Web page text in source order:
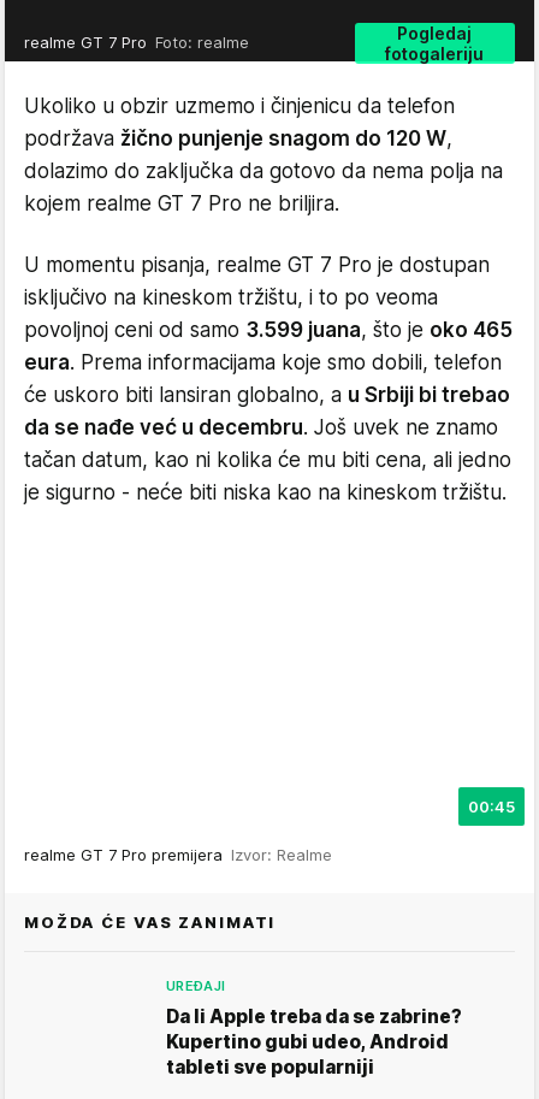
Pogledaj
fotogaleriju
realme GT 7 Pro Foto: realme
Ukoliko u obzir uzmemo i činjenicu da telefon
podržava žično punjenje snagom do 120 W,
dolazimo do zaključka da gotovo da nema polja na
kojem realme GT 7 Pro ne briljira.
U momentu pisanja, realme GT 7 Pro je dostupan
isključivo na kineskom tržištu, i to po veoma
povoljnoj ceni od samo 3.599 juana, što je oko 465
eura. Prema informacijama koje smo dobili, telefon
će uskoro biti lansiran globalno, a u Srbiji bi trebao
da se nađe već u decembru. Još uvek ne znamo
tačan datum, kao ni kolika će mu biti cena, ali jedno
je sigurno - neće biti niska kao na kineskom tržištu.
00:45
realme GT 7 Pro premijera Izvor: Realme
MOŽDA ĆE VAS ZANIMATI
UREĐAJI
Da li Apple treba da se zabrine?
Kupertino gubi udeo, Android
tableti sve popularniji